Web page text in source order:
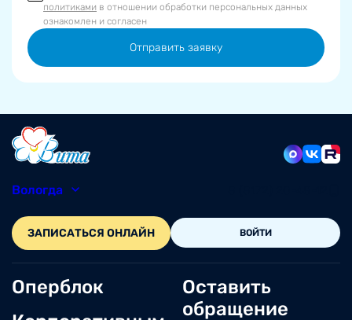
политиками в отношении обработки персональных данных
ознакомлен и согласен
Отправить заявку
Вологда
ЗАПИСАТЬСЯ ОНЛАЙН ВОЙТИ
Оперблок
Оставить
обращение